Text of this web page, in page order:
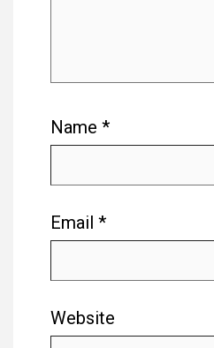
Name *
Email *
Website